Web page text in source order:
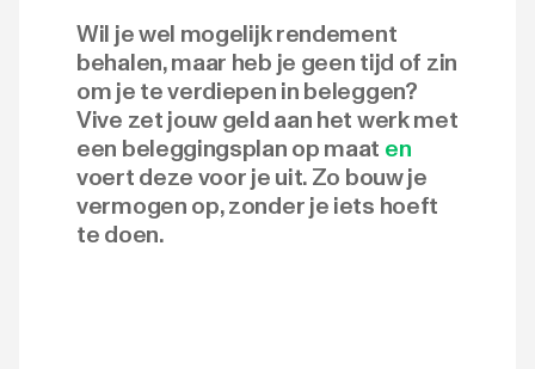
Wil je wel mogelijk rendement
behalen, maar heb je geen tijd of zin
om je te verdiepen in beleggen?
Vive zet jouw geld aan het werk met
een beleggingsplan op maat en
voert deze voor je uit. Zo bouw je
vermogen op, zonder je iets hoeft
te doen.